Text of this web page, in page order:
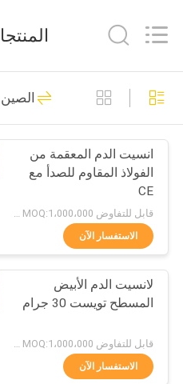
منزل،
بيت
منتجات
عرض
الواقع
الافتراضي
Reserved.
لانسيت
111
تويست
38
انسيت الدم المعقمة من
الفولاذ المقاوم للصدأ مع
CE
قابل للتفاوض MOQ:1،000،000 جهاز كمبيوتر
الاستفسار الآن
لانسيت الدم الأبيض
المسطح تويست 30 جرام
الاستفسار الآن